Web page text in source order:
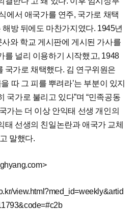
에서 애국가를 연주, 국가로 채택
해방 뒤에도 마찬가지였다. 1945년
와 학교 게시판에 게시된 가사를
를 널리 이용하기 시작했고, 1948
국가로 채택했다. 김 연구위원은
따 그 피를 뿌려라’는 부분이 있지
국가로 불리고 있다”며 “민족공동
가는 더 이상 안익태 선생 개인의
태 선생의 친일논란과 애국가 교체
말했다.
view.html?med_id=weekly&artid